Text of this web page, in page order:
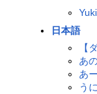
日本語
【
あ
あ
う